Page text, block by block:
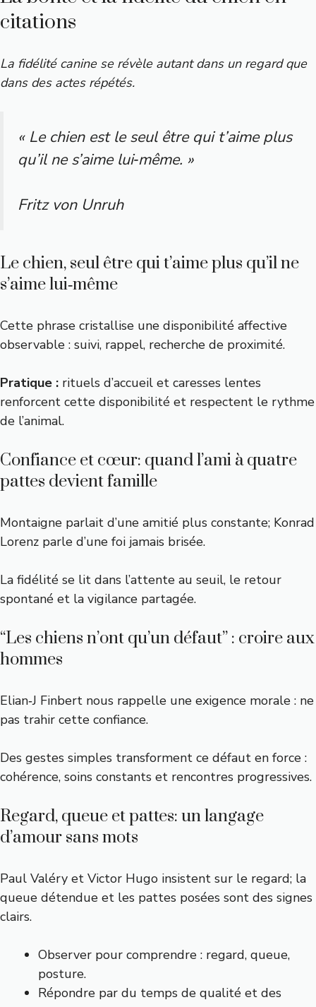
citations
La fidélité canine se révèle autant dans un regard que
dans des actes répétés.
« Le chien est le seul être qui t’aime plus
qu’il ne s’aime lui‑même. »
Fritz von Unruh
Le chien, seul être qui t’aime plus qu’il ne
s’aime lui‑même
Cette phrase cristallise une disponibilité affective
observable : suivi, rappel, recherche de proximité.
Pratique : rituels d’accueil et caresses lentes
renforcent cette disponibilité et respectent le rythme
de l’animal.
Confiance et cœur: quand l’ami à quatre
pattes devient famille
Montaigne parlait d’une amitié plus constante; Konrad
Lorenz parle d’une foi jamais brisée.
La fidélité se lit dans l’attente au seuil, le retour
spontané et la vigilance partagée.
“Les chiens n’ont qu’un défaut” : croire aux
hommes
Elian‑J Finbert nous rappelle une exigence morale : ne
pas trahir cette confiance.
Des gestes simples transforment ce défaut en force :
cohérence, soins constants et rencontres progressives.
Regard, queue et pattes: un langage
d’amour sans mots
Paul Valéry et Victor Hugo insistent sur le regard; la
queue détendue et les pattes posées sont des signes
clairs.
Observer pour comprendre : regard, queue,
posture.
Répondre par du temps de qualité et des